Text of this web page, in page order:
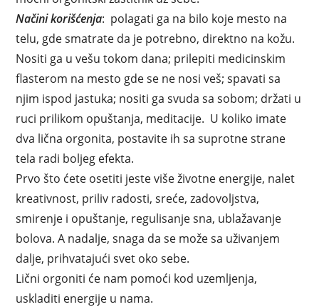
Načini korišćenja: polagati ga na bilo koje mesto na
telu, gde smatrate da je potrebno, direktno na kožu.
Nositi ga u vešu tokom dana; prilepiti medicinskim
flasterom na mesto gde se ne nosi veš; spavati sa
njim ispod jastuka; nositi ga svuda sa sobom; držati u
ruci prilikom opuštanja, meditacije. U koliko imate
dva lična orgonita, postavite ih sa suprotne strane
tela radi boljeg efekta.
Prvo što ćete osetiti jeste više životne energije, nalet
kreativnost, priliv radosti, sreće, zadovoljstva,
smirenje i opuštanje, regulisanje sna, ublažavanje
bolova. A nadalje, snaga da se može sa uživanjem
dalje, prihvatajući svet oko sebe.
Lični orgoniti će nam pomoći kod uzemljenja,
uskladiti energije u nama.